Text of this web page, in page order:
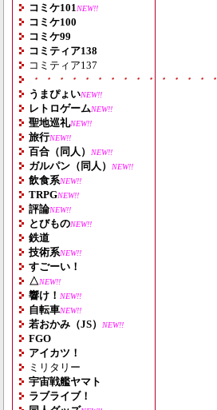
コミケ101 NEW!!
コミケ100
コミケ99
コミティア138
コミティア137
・・・・・・・・・・・・・・
うまぴょいNEW!!
レトロゲームNEW!!
聖地巡礼NEW!!
旅行NEW!!
百合（同人） NEW!!
ガルパン（同人） NEW!!
飲食系NEW!!
TRPGNEW!!
評論NEW!!
とびものNEW!!
鉄道
技術系NEW!!
すごーい！
△NEW!!
響け！ NEW!!
自転車NEW!!
若おかみ（JS） NEW!!
FGO
アイカツ！
ミリタリー
宇宙戦艦ヤマト
ラブライブ！